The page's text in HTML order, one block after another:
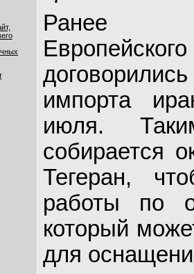
Ранее
импорта
июля.
собирается
Тегеран,
работы по
который
для